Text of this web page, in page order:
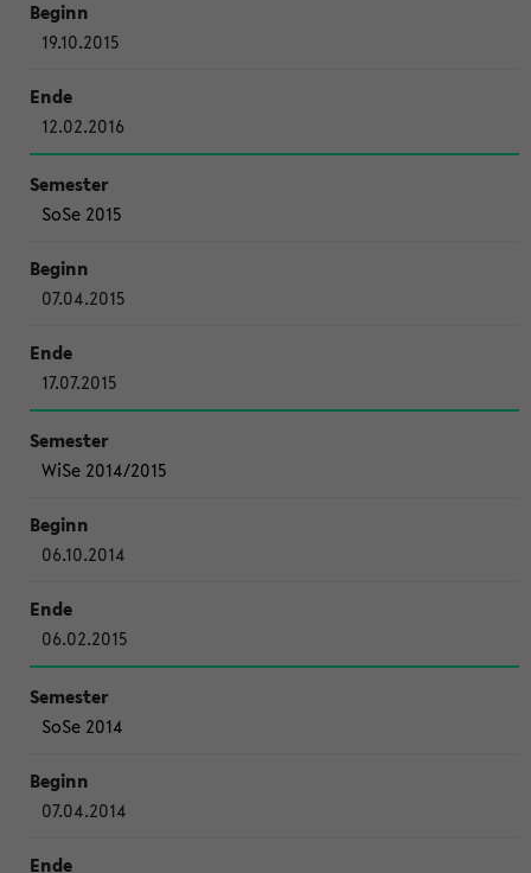
19.10.2015
12.02.2016
SoSe 2015
07.04.2015
17.07.2015
WiSe 2014/2015
06.10.2014
06.02.2015
SoSe 2014
07.04.2014